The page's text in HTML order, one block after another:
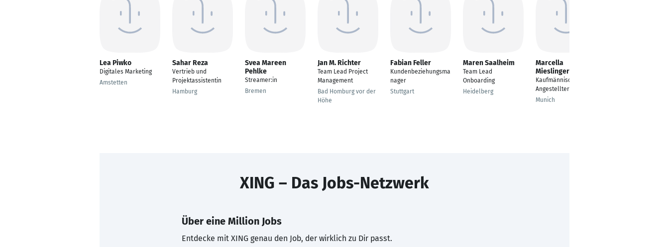
Lea Piwko
Digitales Marketing
Amstetten
Sahar Reza
Vertrieb und
Projektassistentin
Hamburg
Svea Mareen
Pehlke
Streamer:in
Bremen
Jan M. Richter
Team Lead Project
Management
Bad Homburg vor der
Höhe
Fabian Feller
Kundenbeziehungsma
nager
Stuttgart
Maren Saalheim
Team Lead
Onboarding
Heidelberg
Marcella
Mieslinger
Kaufmännischer
Angestellter
Munich
XING – Das Jobs-Netzwerk
Über eine Million Jobs
Entdecke mit XING genau den Job, der wirklich zu Dir passt.